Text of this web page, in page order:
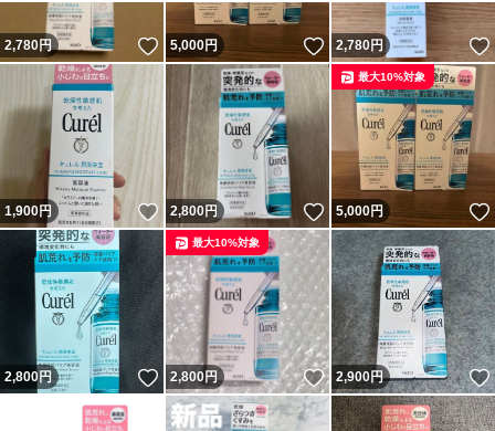
2,780円 いいね！
5,000円 いいね！
2,780円
1,900円 いいね！
2,800円 いいね！
5,000円
最大10%対象
2,800円 いいね！
2,800円 いいね！
最大10%対象
2,900円